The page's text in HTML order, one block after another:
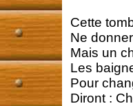
Cette
Ne
Mais un
Les
Pour
Diront :